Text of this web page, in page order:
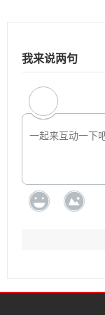
我来说两句